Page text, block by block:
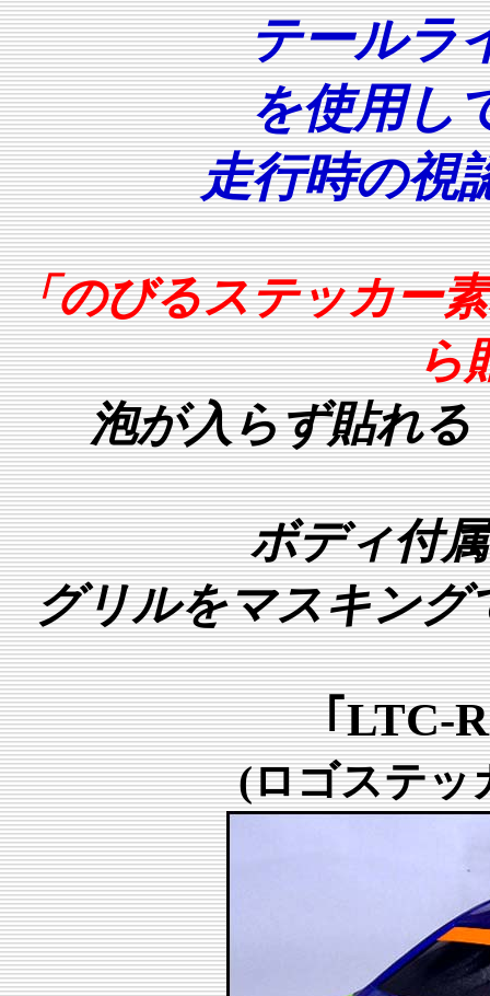
テールラ
を使用し
走行時の視
「のびるステッカー
ら
泡が入らず貼れ
ボディ付
グリルをマスキング
｢LTC-
(ロゴステッ